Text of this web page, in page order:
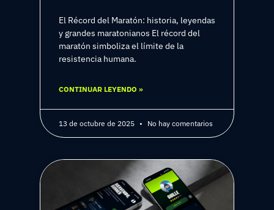
El Récord del Maratón: historia, leyendas
y grandes maratonianos El récord del
maratón simboliza el límite de la
resistencia humana.
CONTINUAR LEYENDO »
13 de octubre de 2025 No hay comentarios